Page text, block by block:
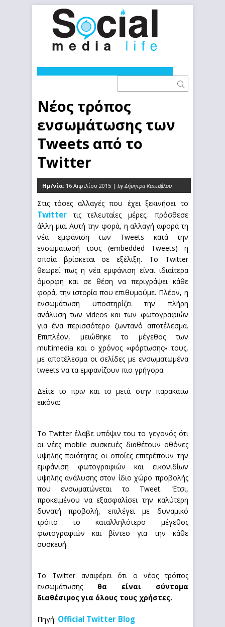
Νέος τρόπος
ενσωμάτωσης των
Tweets από το
Twitter
Ημ/νία: 16 Απριλίου 2015 | by Δήμητρα Κατερέλου
0
Στις τόσες αλλαγές που έχει ξεκινήσει το
Twitter τις τελευταίες μέρες, πρόσθεσε
άλλη μια. Αυτή την φορά, η αλλαγή αφορά τη
νέα εμφάνιση των Tweets κατά την
ενσωμάτωσή τους (embedded Tweets) η
οποία βρίσκεται σε εξέλιξη. Το Twitter
θεωρεί πως η νέα εμφάνιση είναι ιδιαίτερα
όμορφη και σε θέση να περιγράψει κάθε
φορά, την ιστορία που επιθυμούμε. Πλέον, η
ενσωμάτωση υποστηρίζει την πλήρη
ανάλυση των videos και των φωτογραφιών
για ένα περισσότερο ζωντανό αποτέλεσμα.
Επιπλέον, μειώθηκε το μέγεθος των
multimedia και ο χρόνος «φόρτωσης» τους,
με αποτέλεσμα οι σελίδες με ενσωματωμένα
tweets να τα εμφανίζουν πιο γρήγορα.
Δείτε το πριν και το μετά στην παρακάτω
εικόνα:
Το Twitter έλαβε υπόψιν του το γεγονός ότι
οι νέες mobile συσκευές διαθέτουν οθόνες
υψηλής ποιότητας οι οποίες επιτρέπουν την
εμφάνιση φωτογραφιών και εικονιδίων
υψηλής ανάλυσης στον ίδιο χώρο προβολής
που ενσωματώνεται το Tweet. Έτσι,
προκειμένου να εξασφαλίσει την καλύτερη
δυνατή προβολή, επιλέγει με δυναμικό
τρόπο το καταλληλότερο μέγεθος
φωτογραφιών και βίντεο για την κάθε
συσκευή.
Το Twitter αναφέρει ότι ο νέος τρόπος
ενσωμάτωσης θα είναι σύντομα
διαθέσιμος για όλους τους χρήστες.
Πηγή: Official Twitter Blog